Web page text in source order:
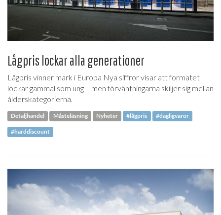
Lågpris lockar alla generationer
Lågpris vinner mark i Europa Nya siffror visar att formatet
lockar gammal som ung – men förväntningarna skiljer sig mellan
ålderskategorierna.
Detaljhandel Måsteläsning Nyheter #lågpris #dagligvaror
#harddiscount